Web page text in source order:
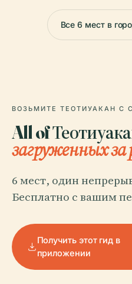
Все 6 мест в
ВОЗЬМИТЕ ТЕОТИУАКАН С
All of
загруженных за
6 мест, один
Бесплатно с вашим
Получить этот гид в
приложении